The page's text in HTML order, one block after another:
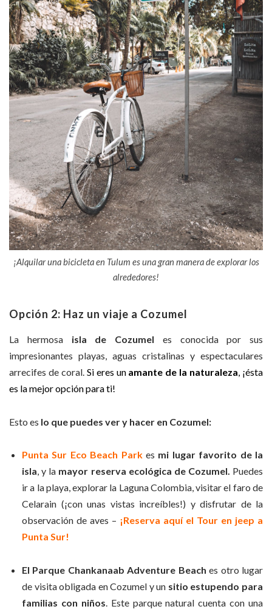
¡Alquilar una bicicleta en Tulum es una gran manera de explorar los
alrededores!
Opción 2: Haz un viaje a Cozumel
La hermosa isla de Cozumel es conocida por sus
impresionantes playas, aguas cristalinas y espectaculares
arrecifes de coral. Si eres un amante de la naturaleza, ¡ésta
es la mejor opción para ti!
Esto es lo que puedes ver y hacer en Cozumel:
Punta Sur Eco Beach Parkes mi lugar favorito de la
isla, y la mayor reserva ecológica de Cozumel. Puedes
ir a la playa, explorar la Laguna Colombia, visitar el faro de
Celarain (¡con unas vistas increíbles!) y disfrutar de la
observación de aves – ¡Reserva aquí el Tour en jeep a
Punta Sur!
El Parque Chankanaab Adventure Beach es otro lugar
de visita obligada en Cozumel y un sitio estupendo para
familias con niños . Este parque natural cuenta con una